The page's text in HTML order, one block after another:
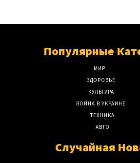
Популярные
МИР
ЗДОРОВЬЕ
КУЛЬТУРА
ВОЙНА В УКРАИНЕ
ТЕХНИКА
АВТО
Случайная